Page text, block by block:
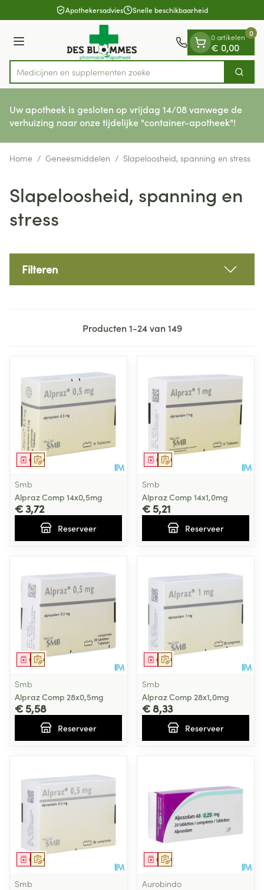
Ga naar de inhoudApothekersadvies Snelle beschikbaarheid
Menu
Product, merk, categorie...
Medicijnen Zoek
0 artikelen
€ 0,00
0
Uw apotheek is gesloten op vrijdag 14/08 vanwege de
verhuizing naar onze tijdelijke "container-apotheek"!
Home / Geneesmiddelen / Slapeloosheid, spanning en stress
Slapeloosheid, spanning en
stress
Filteren
Producten1-24van149
Op voorschrift
Geneesmiddel
Smb
Alpraz Comp 14x0,5mg
€ 3,72
Reserveer
Op voorschrift
Geneesmiddel
Smb
Alpraz Comp 14x1,0mg
€ 5,21
Reserveer
Op voorschrift
Geneesmiddel
Smb
Alpraz Comp 28x0,5mg
€ 5,58
Reserveer
Op voorschrift
Geneesmiddel
Smb
Alpraz Comp 28x1,0mg
€ 8,33
Reserveer
Op voorschrift
Geneesmiddel
Smb
Op voorschrift
Geneesmiddel
Aurobindo